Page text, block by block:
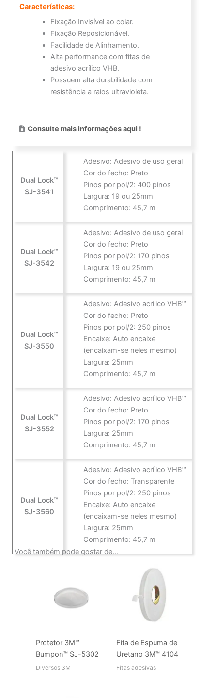
Características:
Fixação Invisível ao colar.
Fixação Reposicionável.
Facilidade de Alinhamento.
Alta performance com fitas de
adesivo acrílico VHB.
Possuem alta durabilidade com
resistência a raios ultravioleta.
Consulte mais informações aqui !
Dual Lock™
SJ-3541
Adesivo: Adesivo de uso geral
Cor do fecho: Preto
Pinos por pol/2: 400 pinos
Largura: 19 ou 25mm
Comprimento: 45,7 m
Dual Lock™
SJ-3542
Adesivo: Adesivo de uso geral
Cor do fecho: Preto
Pinos por pol/2: 170 pinos
Largura: 19 ou 25mm
Comprimento: 45,7 m
Dual Lock™
SJ-3550
Adesivo: Adesivo acrílico VHB™
Cor do fecho: Preto
Pinos por pol/2: 250 pinos
Encaixe: Auto encaixe
(encaixam-se neles mesmo)
Largura: 25mm
Comprimento: 45,7 m
Dual Lock™
SJ-3552
Adesivo: Adesivo acrílico VHB™
Cor do fecho: Preto
Pinos por pol/2: 170 pinos
Largura: 25mm
Comprimento: 45,7 m
Dual Lock™
SJ-3560
Adesivo: Adesivo acrílico VHB™
Cor do fecho: Transparente
Pinos por pol/2: 250 pinos
Encaixe: Auto encaixe
(encaixam-se neles mesmo)
Largura: 25mm
Comprimento: 45,7 m
Você também pode gostar de…
Protetor 3M™
Bumpon™ SJ-5302
Diversos 3M
Fita de Espuma de
Uretano 3M™ 4104
Fitas adesivas